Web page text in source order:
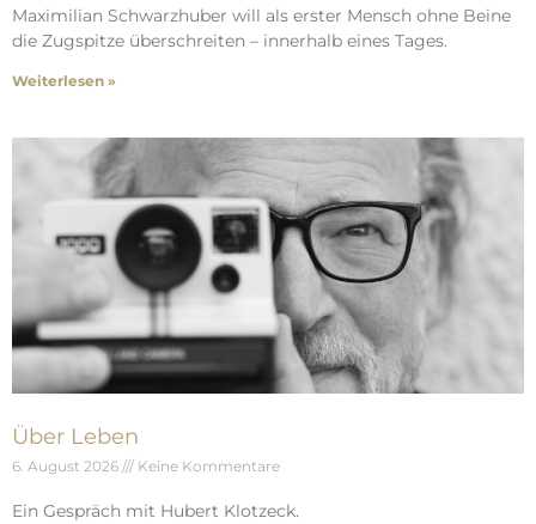
Maximilian Schwarzhuber will als erster Mensch ohne Beine
die Zugspitze überschreiten – innerhalb eines Tages.
Weiterlesen »
Über Leben
6. August 2026 Keine Kommentare
Ein Gespräch mit Hubert Klotzeck.